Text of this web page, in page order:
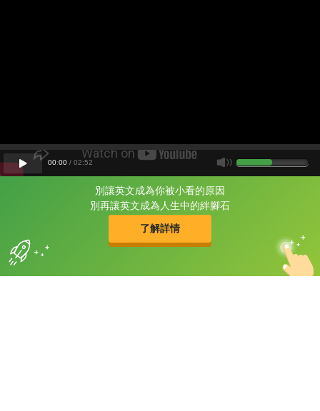
別讓英文成為你被小看的原因
別再讓英文成為人生中的絆腳石
了解詳情
片尾有
攻其不背
的品牌故事
00:00 / 02:52